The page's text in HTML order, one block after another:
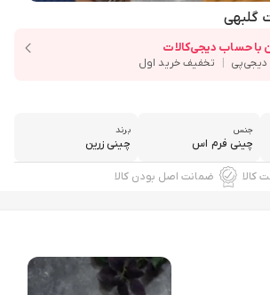
جنس
چینی فرم اس
برند
چینی زرین
ضمانت اصل بودن کالا